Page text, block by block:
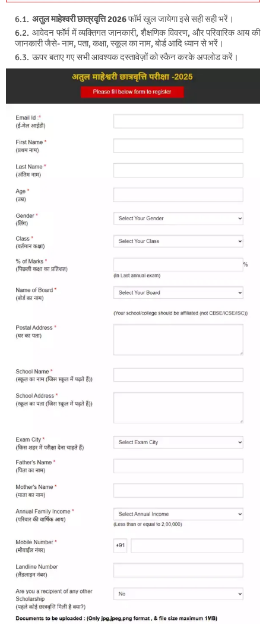
अतुल माहेश्वरी छात्रवृत्ति 2026फॉर्म खुल जायेगा इसे सही सही भरें।
आवेदन फॉर्म में व्यक्तिगत जानकारी, शैक्षणिक विवरण, और परिवारिक आय की
जानकारी जैसे- नाम, पता, कक्षा, स्कूल का नाम, बोर्ड आदि ध्यान से भरें।
ऊपर बताए गए सभी आवश्यक दस्तावेज़ों को स्कैन करके अपलोड करें।